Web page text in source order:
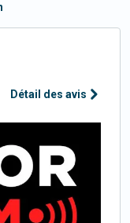
Détail des avis